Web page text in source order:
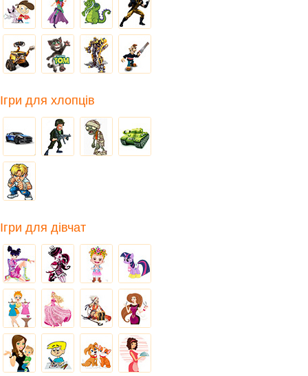
Ігри для хлопців
Ігри для дівчат